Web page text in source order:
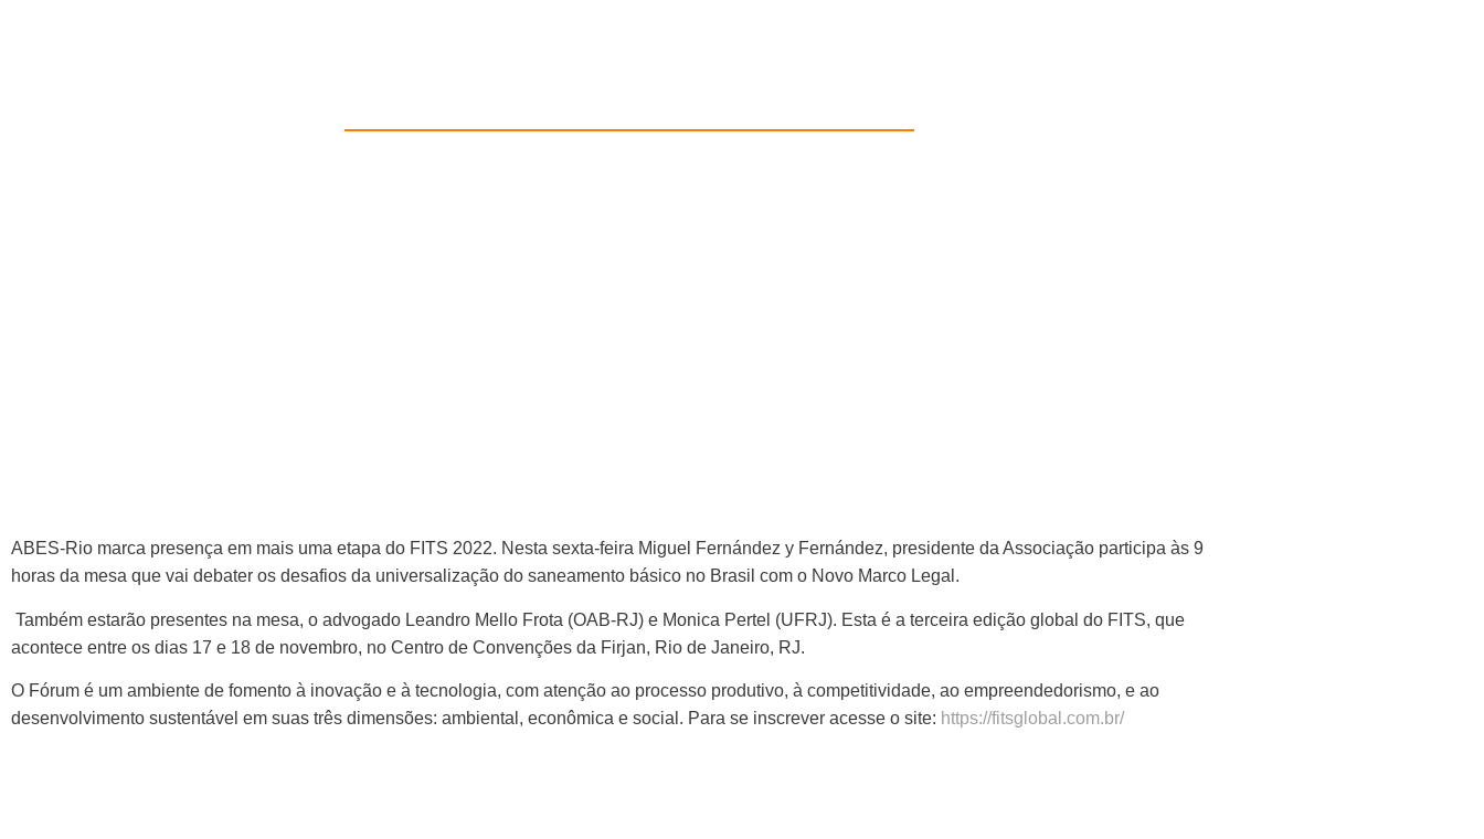
ABES-Rio marca presença em mais uma etapa do FITS 2022. Nesta sexta-feira Miguel Fernández y Fernández, presidente da Associação participa às 9
horas da mesa que vai debater os desafios da universalização do saneamento básico no Brasil com o Novo Marco Legal.
Também estarão presentes na mesa, o advogado Leandro Mello Frota (OAB-RJ) e Monica Pertel (UFRJ). Esta é a terceira edição global do FITS, que
acontece entre os dias 17 e 18 de novembro, no Centro de Convenções da Firjan, Rio de Janeiro, RJ.
O Fórum é um ambiente de fomento à inovação e à tecnologia, com atenção ao processo produtivo, à competitividade, ao empreendedorismo, e ao
desenvolvimento sustentável em suas três dimensões: ambiental, econômica e social. Para se inscrever acesse o site: https://fitsglobal.com.br/